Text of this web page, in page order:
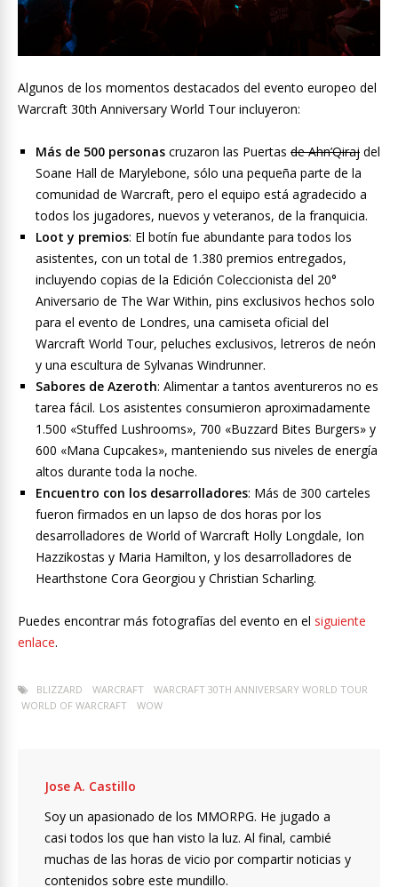
Algunos de los momentos destacados del evento europeo del
Warcraft 30th Anniversary World Tour incluyeron:
Más de 500 personas cruzaron las Puertas de Ahn’Qiraj del
Soane Hall de Marylebone, sólo una pequeña parte de la
comunidad de Warcraft, pero el equipo está agradecido a
todos los jugadores, nuevos y veteranos, de la franquicia.
Loot y premios: El botín fue abundante para todos los
asistentes, con un total de 1.380 premios entregados,
incluyendo copias de la Edición Coleccionista del 20°
Aniversario de The War Within, pins exclusivos hechos solo
para el evento de Londres, una camiseta oficial del
Warcraft World Tour, peluches exclusivos, letreros de neón
y una escultura de Sylvanas Windrunner.
Sabores de Azeroth: Alimentar a tantos aventureros no es
tarea fácil. Los asistentes consumieron aproximadamente
1.500 «Stuffed Lushrooms», 700 «Buzzard Bites Burgers» y
600 «Mana Cupcakes», manteniendo sus niveles de energía
altos durante toda la noche.
Encuentro con los desarrolladores: Más de 300 carteles
fueron firmados en un lapso de dos horas por los
desarrolladores de World of Warcraft Holly Longdale, Ion
Hazzikostas y Maria Hamilton, y los desarrolladores de
Hearthstone Cora Georgiou y Christian Scharling.
Puedes encontrar más fotografías del evento en el siguiente
enlace.
BLIZZARD WARCRAFT
WARCRAFT 30TH ANNIVERSARY WORLD TOUR
WORLD OF WARCRAFT
WOW
Jose A. Castillo
Soy un apasionado de los MMORPG. He jugado a
casi todos los que han visto la luz. Al final, cambié
muchas de las horas de vicio por compartir noticias y
contenidos sobre este mundillo.